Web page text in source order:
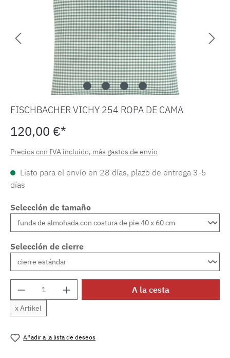
FISCHBACHER VICHY 254 ROPA DE CAMA
120,00 €*
Precios con IVA incluido, más gastos de envío
Listo para el envío en 28 días, plazo de entrega 3-5
días
Selección de tamaño
Selección de cierre
Cantidad del producto: introduce la
x Artikel
A la cesta
Añadir a la lista de deseos